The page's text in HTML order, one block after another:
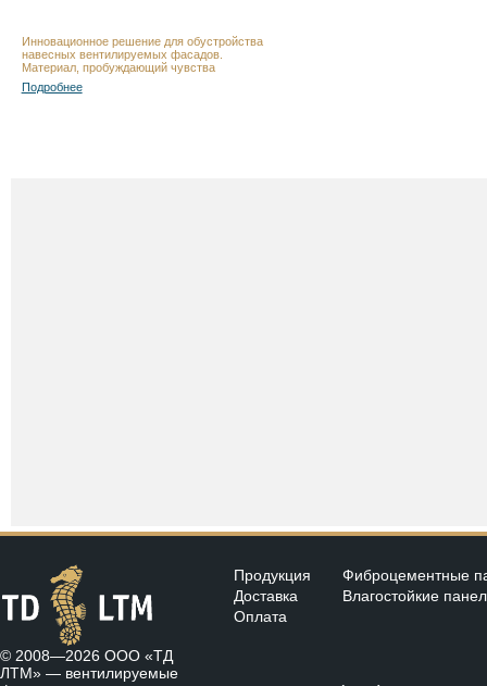
Инновационное решение для обустройства
навесных вентилируемых фасадов.
Материал, пробуждающий чувства
Подробнее
© 2008—2026 ООО «ТД
ЛТМ» — вентилируемые
Продукция
Доставка
Оплата
Фиброцементные
Влагостойкие